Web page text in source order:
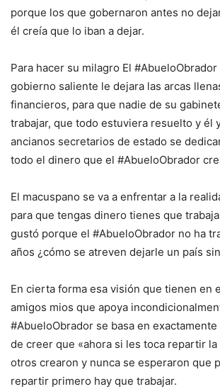
porque los que gobernaron antes no
él creía que lo iban a dejar.
Para hacer su milagro El
gobierno saliente le dejara las arcas
financieros, para que nadie de su
trabajar, que todo estuviera resuelto y él
ancianos secretarios de estado se
todo el dinero que el #AbueloObrador
El macuspano se va a enfrentar a la
para que tengas dinero tienes que
gustó porque el #AbueloObrador no ha
años ¿cómo se atreven dejarle un país
En cierta forma esa visión que tienen en
amigos mios que apoya
#AbueloObrador se basa en
de creer que «ahora si les toca repartir la
otros crearon y nunca se esperaron que
repartir primero hay que trabajar.